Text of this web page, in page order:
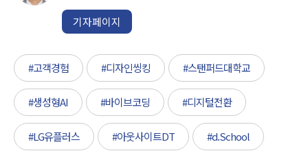
기자페이지
#고객경험 #디자인씽킹 #스탠퍼드대학교
#생성형AI #바이브코딩 #디지털전환
#LG유플러스 #아웃사이트DT #d.School